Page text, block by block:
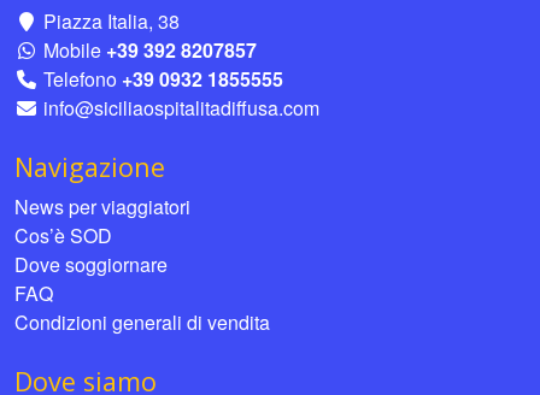
Piazza Italia, 38
Mobile +39 392 8207857
Telefono +39 0932 1855555
info@siciliaospitalitadiffusa.com
Navigazione
News per viaggiatori
Cos’è SOD
Dove soggiornare
FAQ
Condizioni generali di vendita
Dove siamo